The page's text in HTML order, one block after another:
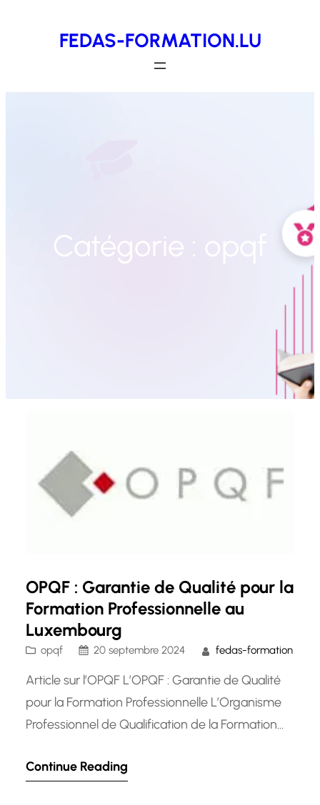
FEDAS-FORMATION.LU
Catégorie : opqf
OPQF : Garantie de Qualité pour la
Formation Professionnelle au
Luxembourg
opqf 20 septembre 2024 fedas-formation
Article sur l’OPQF L’OPQF : Garantie de Qualité
pour la Formation Professionnelle L’Organisme
Professionnel de Qualification de la Formation
le domaine de la formation professionnelle en
Continue Reading